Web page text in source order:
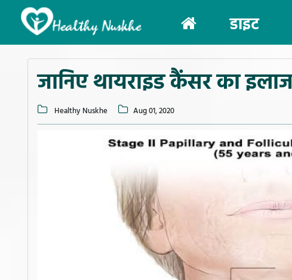
(current)
डाइट
जानिए थायराइड कैंसर का
Healthy Nuskhe Aug 01, 2020